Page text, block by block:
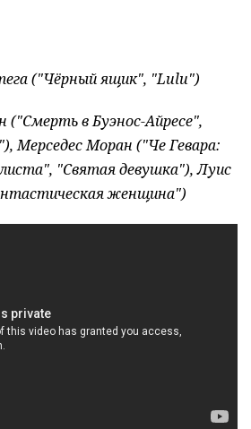
("Чёрный ящик", "Lulu")
("Смерть в Буэнос-Айресе",
Мерседес Моран ("Че Гевара:
"Святая девушка"), Луис
женщина")